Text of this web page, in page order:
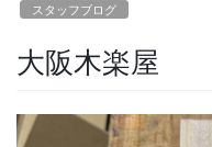
スタッフブログ
大阪木楽屋